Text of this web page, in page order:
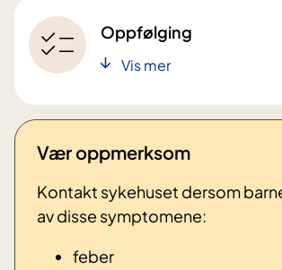
Oppfølging
Vis mer
Vær oppmerksom
Kontakt sykehuset dersom
av disse symptomene:
feber